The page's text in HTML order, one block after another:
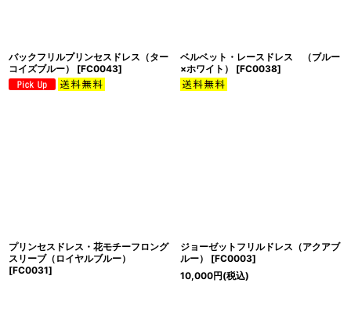
バックフリルプリンセスドレス（ター
コイズブルー）
[FC0043]
ベルベット・レースドレス （ブルー
×ホワイト）
[FC0038]
プリンセスドレス・花モチーフロング
スリーブ（ロイヤルブルー）
[FC0031]
ジョーゼットフリルドレス（アクアブ
ルー）
[FC0003]
10,000円(税込)